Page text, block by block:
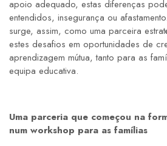
apoio adequado, estas diferenças
entendidos, insegurança ou
surge, assim, como uma parceira
estes desafios em oportunidades de
aprendizagem mútua, tanto para as
equipa educativa.
Uma parceria que começou na
num workshop para as famílias